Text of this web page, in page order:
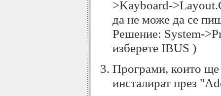
>Kayboard-
да не може да се
Решение: System-
изберете IBUS )
Програми, които ще
инсталират през